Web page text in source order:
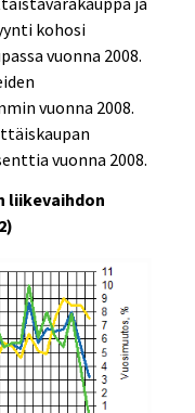
kohosi
vuonna 2008.
vuonna 2008.
vuonna 2008.
liikevaihdon